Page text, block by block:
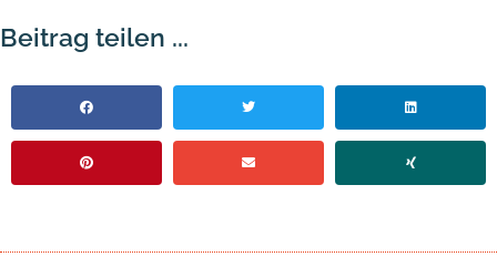
Beitrag teilen ...